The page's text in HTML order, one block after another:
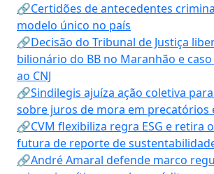
🔗Certidões de antecedentes
modelo único no país
🔗Decisão do Tribunal de Justiça
bilionário do BB no Maranhão e
ao CNJ
🔗Sindilegis ajuíza ação coletiva
sobre juros de mora em precatórios
🔗CVM flexibiliza regra ESG e retira
futura de reporte de
🔗André Amaral defende marco